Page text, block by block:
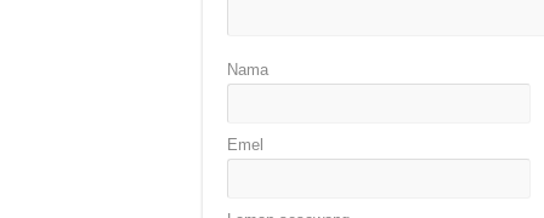
Nama
Emel